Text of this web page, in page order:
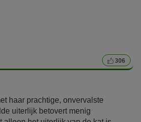
306
haar prachtige, onvervalste
uiterlijk betovert menig